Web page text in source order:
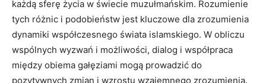
każdą sferę życia w świecie muzułmańskim. Rozumienie
tych różnic i podobieństw jest kluczowe dla zrozumienia
dynamiki współczesnego świata islamskiego. W obliczu
wspólnych wyzwań i możliwości, dialog i współpraca
między obiema gałęziami mogą prowadzić do
pozytywnych zmian i wzrostu wzajemnego zrozumienia.